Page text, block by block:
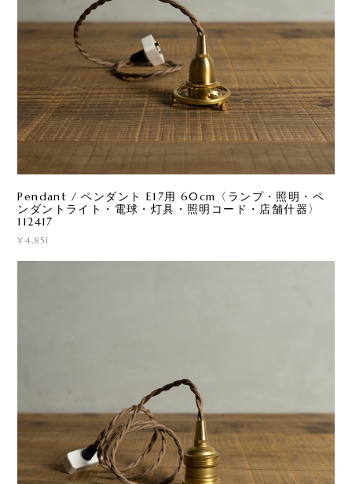
Pendant / ペンダント E17用 60cm〈ランプ・照明・ペ
ンダントライト・電球・灯具・照明コード・店舗什器〉
112417
¥4,851